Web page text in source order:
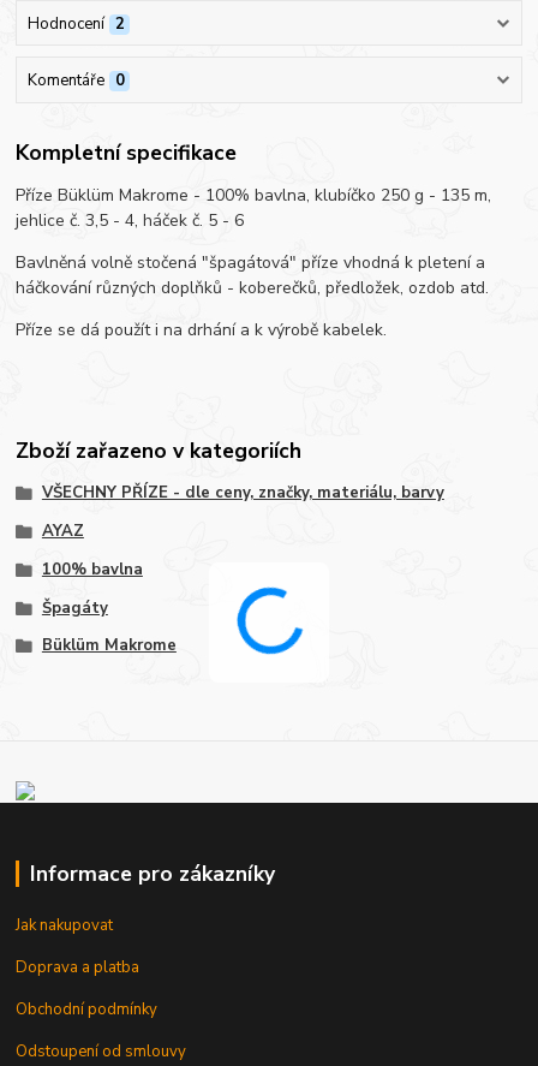
Hodnocení 2
Komentáře 0
Kompletní specifikace
Příze Büklüm Makrome - 100% bavlna, klubíčko 250 g - 135 m,
jehlice č. 3,5 - 4, háček č. 5 - 6
Bavlněná volně stočená "špagátová" příze vhodná k pletení a
háčkování různých doplňků - koberečků, předložek, ozdob atd.
Příze se dá použít i na drhání a k výrobě kabelek.
Zboží zařazeno v kategoriích
VŠECHNY PŘÍZE - dle ceny, značky, materiálu, barvy
AYAZ
100% bavlna
Špagáty
Büklüm Makrome
Informace pro zákazníky
Jak nakupovat
Doprava a platba
Obchodní podmínky
Odstoupení od smlouvy